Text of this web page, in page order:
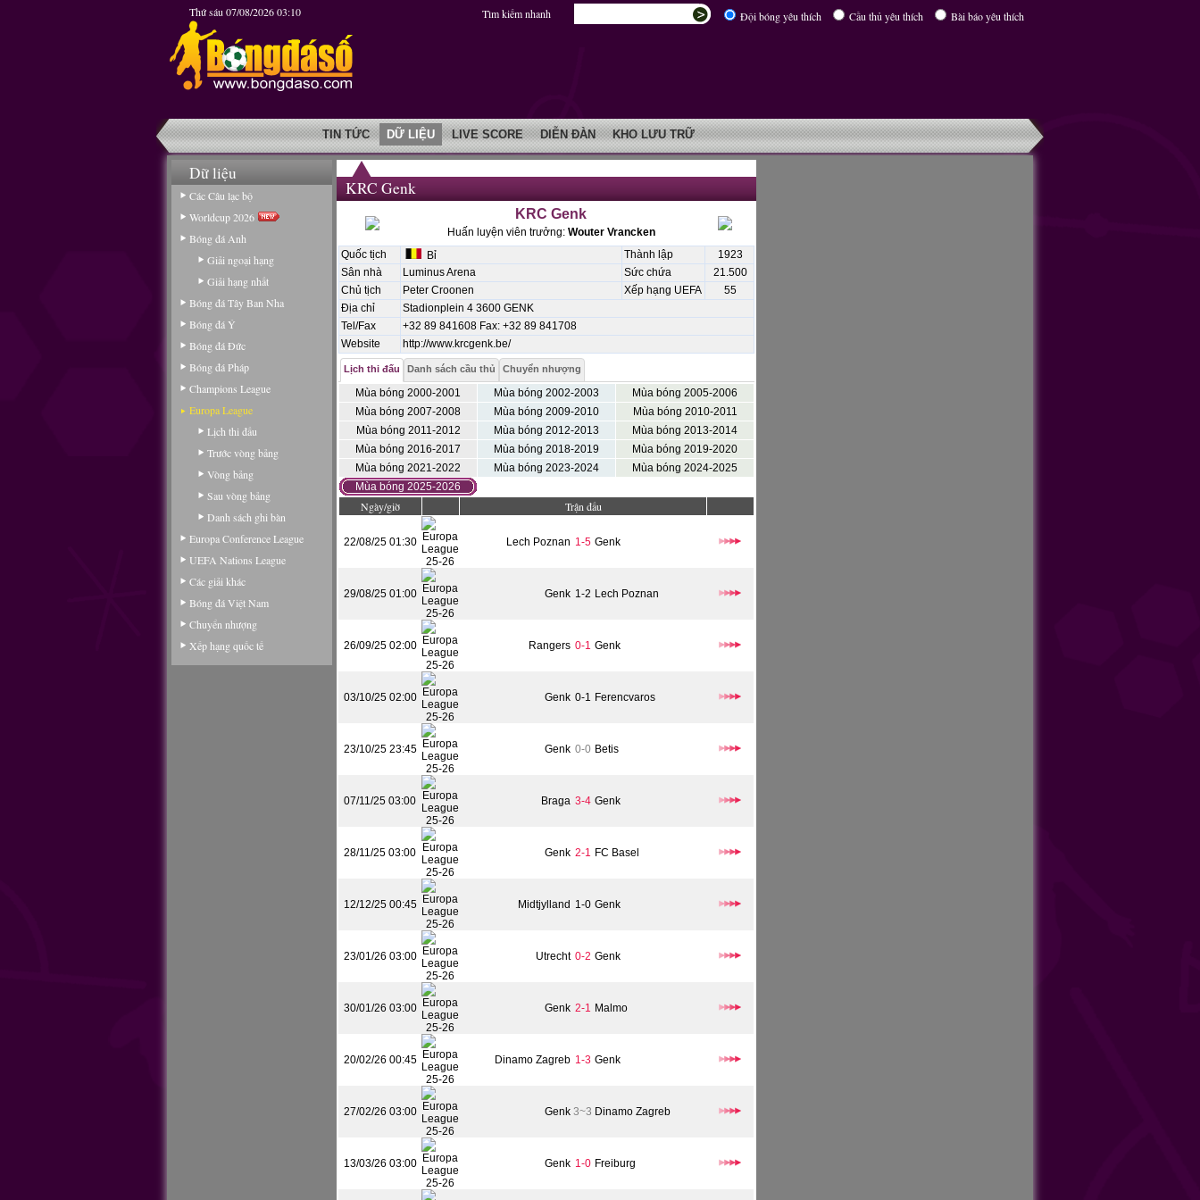
Thứ sáu 07/08/2026 03:10 Đội bóng yêu thích Cầu thủ yêu thích Bài báo yêu thích
Tìm kiếm nhanh
TIN TỨC DỮ LIỆU LIVE SCORE DIỄN ĐÀN KHO LƯU TRỮ
Dữ liệu
Các Câu lạc bộ
Worldcup 2026
Bóng đá Anh
Giải ngoại hạng
Giải hạng nhất
Bóng đá Tây Ban Nha
Bóng đá Ý
Bóng đá Đức
Bóng đá Pháp
Champions League
Europa League
Lịch thi đấu
Trước vòng bảng
Vòng bảng
Sau vòng bảng
Danh sách ghi bàn
Europa Conference League
UEFA Nations League
Các giải khác
Bóng đá Việt Nam
Chuyển nhượng
Xếp hạng quốc tế
KRC Genk
KRC Genk
Huấn luyện viên trưởng: Wouter Vrancken
Quốc tịch
Bỉ Thành lập
1923
Sân nhà
Luminus Arena Sức chứa
21.500
Chủ tịch
Peter Croonen Xếp hạng UEFA
55
Địa chỉ
Stadionplein 4 3600 GENK
Tel/Fax
+32 89 841608 Fax: +32 89 841708
Website
http://www.krcgenk.be/
Lịch thi đấu Danh sách cầu thủ Chuyển nhượng
Mùa bóng 2000-2001 Mùa bóng 2002-2003
Mùa bóng 2005-2006
Mùa bóng 2007-2008
Mùa bóng 2009-2010
Mùa bóng 2010-2011
Mùa bóng 2011-2012
Mùa bóng 2012-2013
Mùa bóng 2013-2014
Mùa bóng 2016-2017
Mùa bóng 2018-2019
Mùa bóng 2019-2020
Mùa bóng 2021-2022
Mùa bóng 2023-2024
Mùa bóng 2024-2025
Mùa bóng 2025-2026
Ngày/giờ Trận đấu
22/08/25 01:30 Lech Poznan 1-5 Genk
29/08/25 01:00 Genk 1-2 Lech Poznan
26/09/25 02:00 Rangers 0-1 Genk
03/10/25 02:00 Genk 0-1 Ferencvaros
23/10/25 23:45 Genk 0-0 Betis
07/11/25 03:00 Braga 3-4 Genk
28/11/25 03:00 Genk 2-1 FC Basel
12/12/25 00:45 Midtjylland 1-0 Genk
23/01/26 03:00 Utrecht 0-2 Genk
30/01/26 03:00 Genk 2-1 Malmo
20/02/26 00:45 Dinamo Zagreb 1-3 Genk
27/02/26 03:00 Genk 3~3 Dinamo Zagreb
13/03/26 03:00 Genk 1-0 Freiburg